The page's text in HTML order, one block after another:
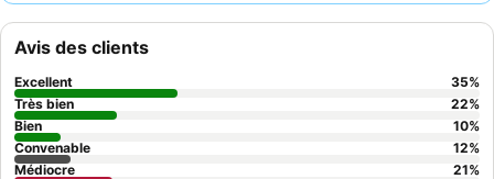
peuvent demander une chambre donnant sur l'arrière, loin des
éventuelles nuisances sonores nocturnes.
Avis des clients
Excellent 35%
Très bien
22%
Bien
10%
Convenable
12%
Médiocre
21%